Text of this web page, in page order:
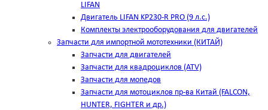
LIFAN
Двигатель LIFAN KP230-R PRO (9 л.с.)
Комплекты электрооборудования для двигателей
Запчасти для импортной мототехники (КИТАЙ)
Запчасти для двигателей
Запчасти для квадроциклов (ATV)
Запчасти для мопедов
Запчасти для мотоциклов пр-ва Китай (FALCON,
HUNTER, FIGHTER и др.)